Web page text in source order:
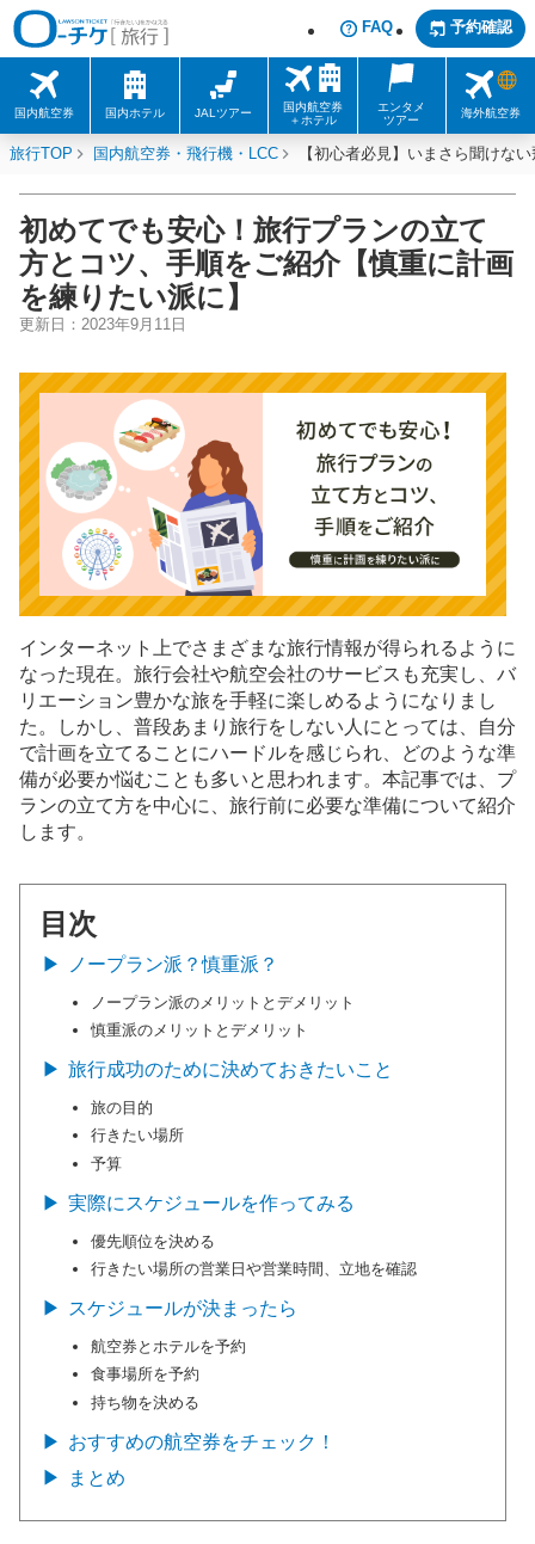
FAQ 予約確認
国内航空券 国内ホテル JALツアー
国内航空券
＋ホテル
エンタメ
ツアー
海外航空券
旅行TOP 国内航空券・飛行機・LCC 【初心者必見】いまさら聞けな
初めてでも安心！旅行プランの立て
方とコツ、手順をご紹介【慎重に計画
を練りたい派に】
更新日： 2023年9月11日
インターネット上でさまざまな旅行情報が得られるように
なった現在。旅行会社や航空会社のサービスも充実し、バ
リエーション豊かな旅を手軽に楽しめるようになりまし
た。しかし、普段あまり旅行をしない人にとっては、自分
で計画を立てることにハードルを感じられ、どのような準
備が必要か悩むことも多いと思われます。本記事では、プ
ランの立て方を中心に、旅行前に必要な準備について紹介
します。
目次
ノープラン派？慎重派？
ノープラン派のメリットとデメリット
慎重派のメリットとデメリット
旅行成功のために決めておきたいこと
旅の目的
行きたい場所
予算
実際にスケジュールを作ってみる
優先順位を決める
行きたい場所の営業日や営業時間、立地を確認
スケジュールが決まったら
航空券とホテルを予約
食事場所を予約
持ち物を決める
おすすめの航空券をチェック！
まとめ